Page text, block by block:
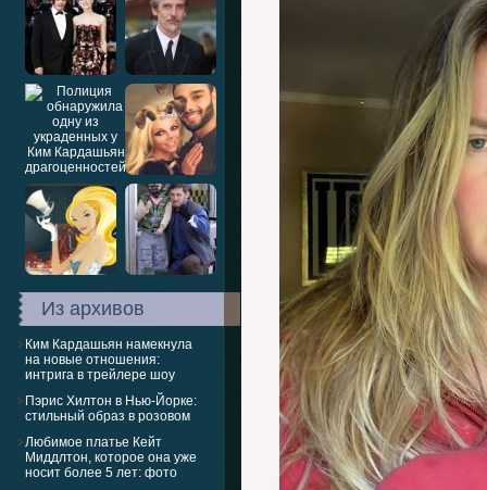
Из архивов
Ким Кардашьян намекнула
на новые отношения:
интрига в трейлере шоу
Пэрис Хилтон в Нью-Йорке:
стильный образ в розовом
Любимое платье Кейт
Миддлтон, которое она уже
носит более 5 лет: фото